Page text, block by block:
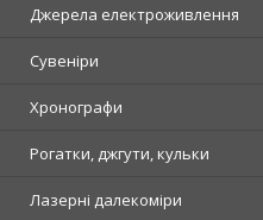
Джерела електроживлення
Сувеніри
Хронографи
Рогатки, джгути, кульки
Лазерні далекоміри